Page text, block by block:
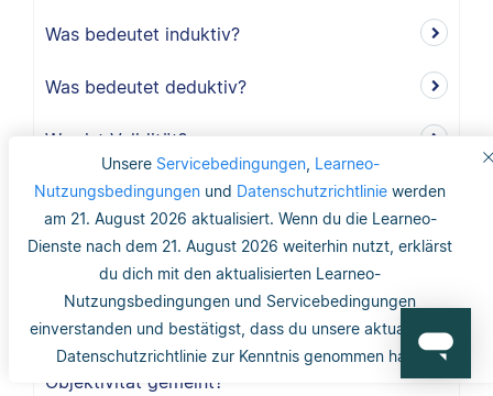
Unsere Servicebedingungen, Learneo-
Nutzungsbedingungen und Datenschutzrichtlinie werden
am 21. August 2026 aktualisiert. Wenn du die Learneo-
Dienste nach dem 21. August 2026 weiterhin nutzt, erklärst
du dich mit den aktualisierten Learneo-
Nutzungsbedingungen und Servicebedingungen
einverstanden und bestätigst, dass du unsere aktualisierte
Datenschutzrichtlinie zur Kenntnis genommen hast.
Was bedeutet induktiv?
Was bedeutet deduktiv?
Was ist Validität?
Was ist interne Validität?
Was versteht man unter Validität?
Was ist die Reliabilität?
Was ist mit dem Gütekriterium der
Objektivität gemeint?